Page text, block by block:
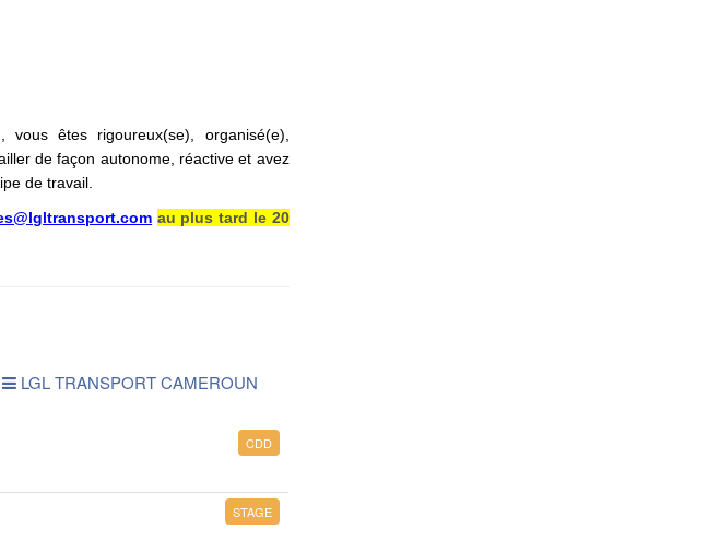
, vous êtes rigoureux(se), organisé(e),
de façon autonome, réactive et avez
de travail.
au plus tard le 20
LGL TRANSPORT CAMEROUN
CDD
STAGE